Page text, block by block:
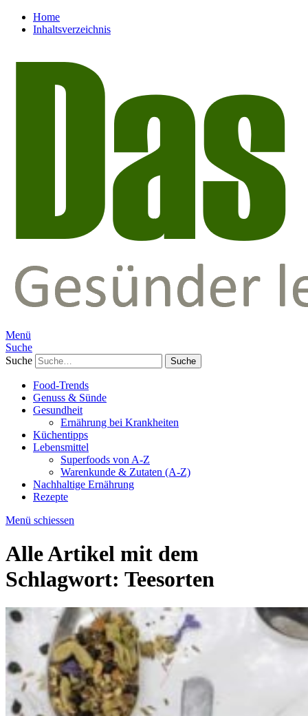
Home
Inhaltsverzeichnis
Menü
Suche
Suche
Food-Trends
Genuss & Sünde
Gesundheit
Ernährung bei Krankheiten
Küchentipps
Lebensmittel
Superfoods von A-Z
Warenkunde & Zutaten (A-Z)
Nachhaltige Ernährung
Rezepte
Menü schiessen
Alle Artikel mit dem
Schlagwort: Teesorten